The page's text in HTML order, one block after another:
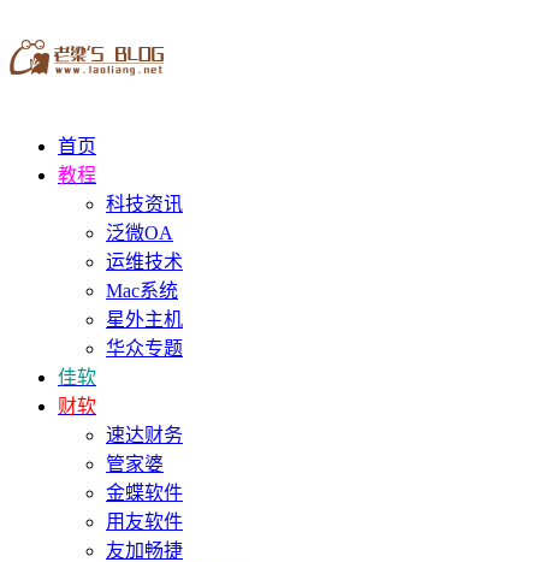
首页
教程
科技资讯
泛微OA
运维技术
Mac系统
星外主机
华众专题
佳软
财软
速达财务
管家婆
金蝶软件
用友软件
友加畅捷